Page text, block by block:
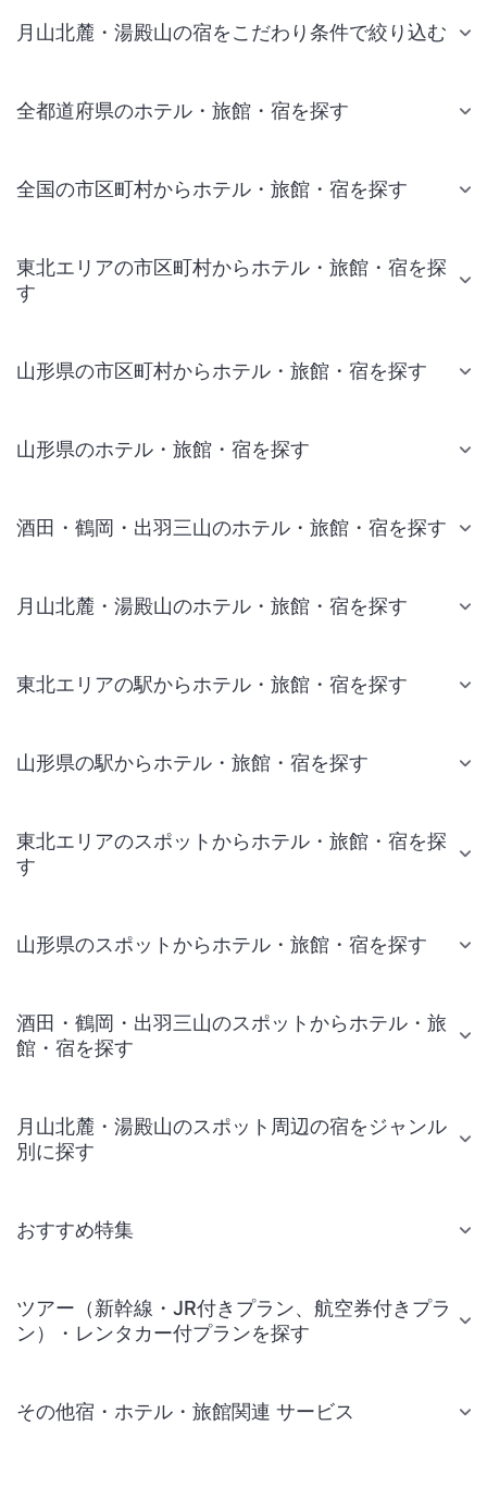
月山北麓・湯殿山の宿をこだわり条件で絞り込む
全都道府県のホテル・旅館・宿を探す
全国の市区町村からホテル・旅館・宿を探す
東北エリアの市区町村からホテル・旅館・宿を探
す
山形県の市区町村からホテル・旅館・宿を探す
山形県のホテル・旅館・宿を探す
酒田・鶴岡・出羽三山のホテル・旅館・宿を探す
月山北麓・湯殿山のホテル・旅館・宿を探す
東北エリアの駅からホテル・旅館・宿を探す
山形県の駅からホテル・旅館・宿を探す
東北エリアのスポットからホテル・旅館・宿を探
す
山形県のスポットからホテル・旅館・宿を探す
酒田・鶴岡・出羽三山のスポットからホテル・旅
館・宿を探す
月山北麓・湯殿山のスポット周辺の宿をジャンル
別に探す
おすすめ特集
ツアー（新幹線・JR付きプラン、航空券付きプラ
ン）・レンタカー付プランを探す
その他宿・ホテル・旅館関連 サービス